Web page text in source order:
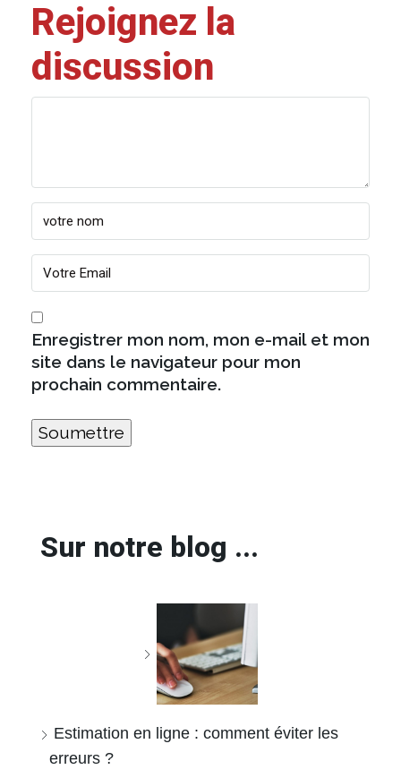
Rejoignez la
discussion
Enregistrer mon nom, mon e-mail et mon
site dans le navigateur pour mon
prochain commentaire.
Sur notre blog ...
Estimation en ligne : comment éviter les
erreurs ?